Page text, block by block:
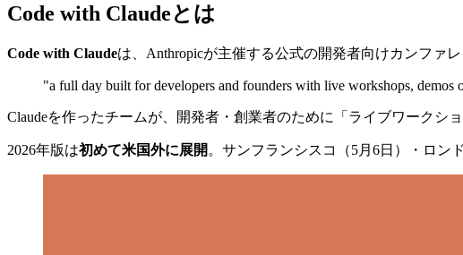
Code with Claudeとは
Code with Claudeは、Anthropicが主催する公式の開発者向けカンファ
"a full day built for developers and founders with live workshops, demos
Claudeを作ったチームが、開発者・創業者のために「ライブワークシ
2026年版は初めて米国外に展開。サンフランシスコ（5月6日）・ロン